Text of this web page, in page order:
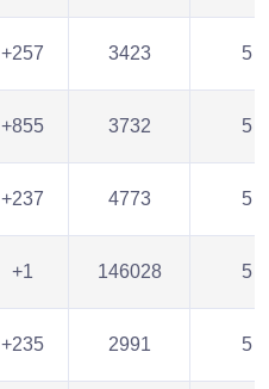
+257 3423 5
+855 3732 5
+237 4773 5
+1 146028 5
+235 2991 5